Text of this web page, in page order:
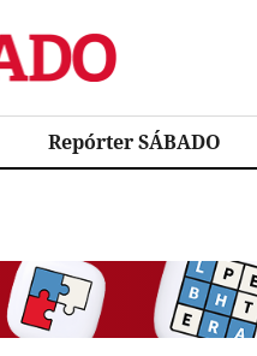
Repórter SÁBADO